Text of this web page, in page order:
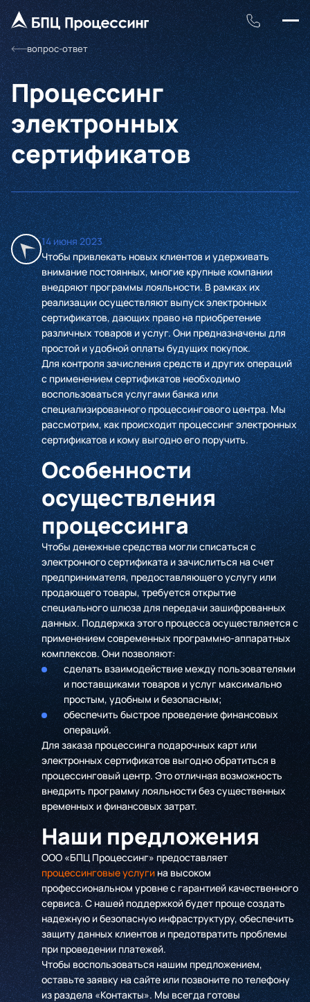
вопрос-ответ
Процессинг
электронных
сертификатов
14 июня 2023
Чтобы привлекать новых клиентов и удерживать
внимание постоянных, многие крупные компании
внедряют программы лояльности. В рамках их
реализации осуществляют выпуск электронных
сертификатов, дающих право на приобретение
различных товаров и услуг. Они предназначены для
простой и удобной оплаты будущих покупок.
Для контроля зачисления средств и других операций
с применением сертификатов необходимо
воспользоваться услугами банка или
специализированного процессингового центра. Мы
рассмотрим, как происходит процессинг электронных
сертификатов и кому выгодно его поручить.
Особенности
осуществления
процессинга
Чтобы денежные средства могли списаться с
электронного сертификата и зачислиться на счет
предпринимателя, предоставляющего услугу или
продающего товары, требуется открытие
специального шлюза для передачи зашифрованных
данных. Поддержка этого процесса осуществляется с
применением современных программно-аппаратных
комплексов. Они позволяют:
сделать взаимодействие между пользователями
и поставщиками товаров и услуг максимально
простым, удобным и безопасным;
обеспечить быстрое проведение финансовых
операций.
Для заказа процессинга подарочных карт или
электронных сертификатов выгодно обратиться в
процессинговый центр. Это отличная возможность
внедрить программу лояльности без существенных
временных и финансовых затрат.
Наши предложения
ООО «БПЦ Процессинг» предоставляет
процессинговые услугина высоком
профессиональном уровне с гарантией качественного
сервиса. С нашей поддержкой будет проще создать
надежную и безопасную инфраструктуру, обеспечить
защиту данных клиентов и предотвратить проблемы
при проведении платежей.
Чтобы воспользоваться нашим предложением,
оставьте заявку на сайте или позвоните по телефону
из раздела «Контакты». Мы всегда готовы